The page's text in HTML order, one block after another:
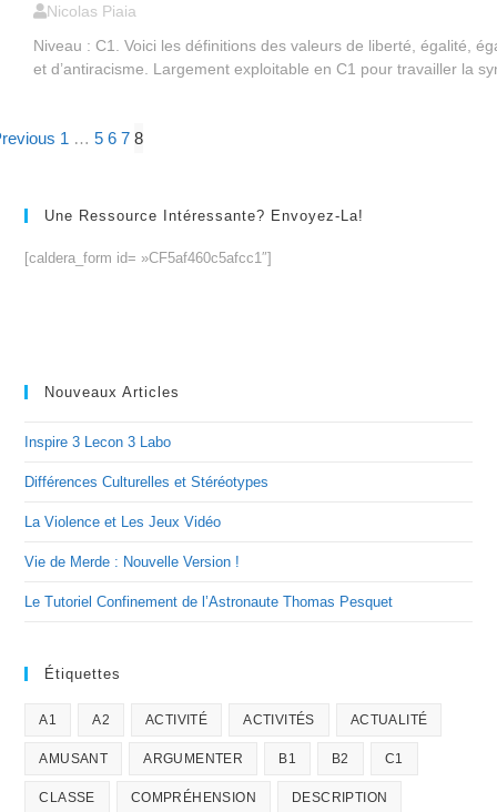
Nicolas Piaia
Niveau : C1. Voici les définitions des valeurs de liberté, égalité,
et d’antiracisme. Largement exploitable en C1 pour travailler la
1 … 5 6 7 8
Une Ressource Intéressante? Envoyez-La!
[caldera_form id= »CF5af460c5afcc1″]
Nouveaux Articles
Inspire 3 Lecon 3 Labo
Différences Culturelles et Stéréotypes
La Violence et Les Jeux Vidéo
Vie de Merde : Nouvelle Version !
Le Tutoriel Confinement de l’Astronaute Thomas Pesquet
Étiquettes
A1 A2 ACTIVITÉ ACTIVITÉS ACTUALITÉ
AMUSANT ARGUMENTER B1 B2 C1
CLASSE COMPRÉHENSION DESCRIPTION